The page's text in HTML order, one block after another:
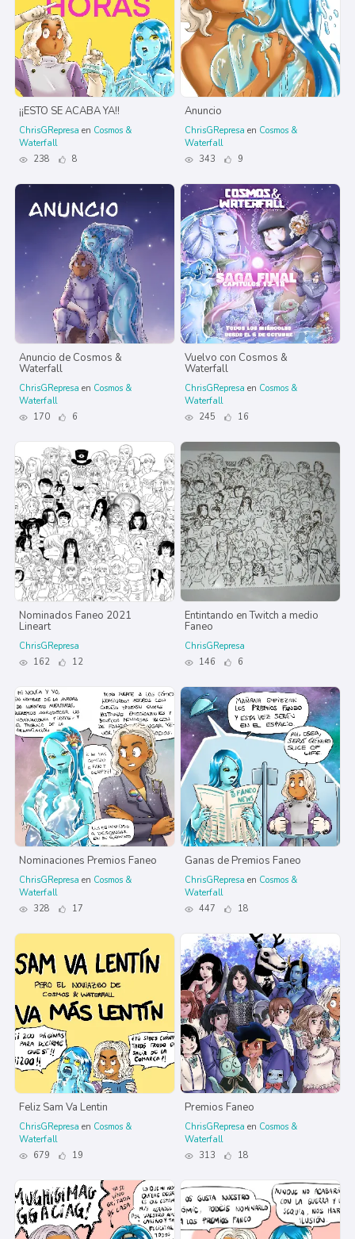
¡¡ESTO SE ACABA YA!!
ChrisGRepresa en Cosmos &
Waterfall
238
8
Anuncio
ChrisGRepresa en Cosmos &
Waterfall
343
9
Anuncio de Cosmos &
Waterfall
ChrisGRepresa en Cosmos &
Waterfall
170
6
Vuelvo con Cosmos &
Waterfall
ChrisGRepresa en Cosmos &
Waterfall
245
16
Nominados Faneo 2021
Lineart
ChrisGRepresa
162
12
Entintando en Twitch a medio
Faneo
ChrisGRepresa
146
6
Nominaciones Premios Faneo
ChrisGRepresa en Cosmos &
Waterfall
328
17
Ganas de Premios Faneo
ChrisGRepresa en Cosmos &
Waterfall
447
18
Feliz Sam Va Lentin
ChrisGRepresa en Cosmos &
Waterfall
679
19
Premios Faneo
ChrisGRepresa en Cosmos &
Waterfall
313
18